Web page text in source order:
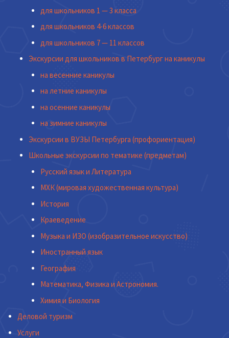
для школьников 1 — 3 класса
для школьников 4-6 классов
для школьников 7 — 11 классов
Экскурсии для школьников в Петербург на каникулы
на весенние каникулы
на летние каникулы
на осенние каникулы
на зимние каникулы
Экскурсии в ВУЗЫ Петербурга (профориентация)
Школьные экскурсии по тематике (предметам)
Русский язык и Литература
МХК (мировая художественная культура)
История
Краеведение
Музыка и ИЗО (изобразительное искусство)
Иностранный язык
География
Математика, Физика и Астрономия.
Химия и Биология
Деловой туризм
Услуги